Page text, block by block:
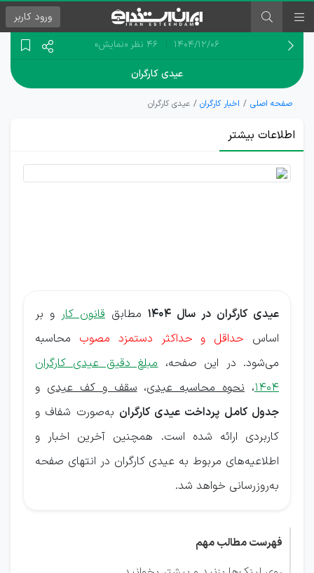
ورود کاربر
۱۴۰۴/۱۲/۰۶ 46 نظر «نمایش»
عیدی کارگران
صفحه اصلی اخبار کارگران عیدی کارگران
اطلاعات بیشتر
جدول
عیدی کارگران در سال ۱۴۰۴ مطابق قانون کار و بر
اساس حداقل و حداکثر دستمزد مصوب محاسبه
می‌شود. در این صفحه،مبلغ دقیق عیدی کارگران
۱۴۰۴،نحوه محاسبه عیدی،سقف و کف عیدی و
جدول کامل پرداخت عیدی کارگران به‌صورت شفاف و
کاربردی ارائه شده است. همچنین آخرین اخبار و
اطلاعیه‌های مربوط به عیدی کارگران در انتهای صفحه
به‌روزرسانی خواهد شد.
فهرست مطالب مهم